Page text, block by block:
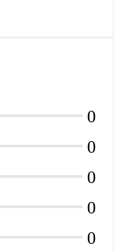
0
0
0
0
0